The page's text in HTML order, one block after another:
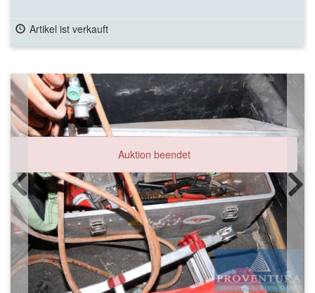
Artikel ist verkauft
Auktion beendet